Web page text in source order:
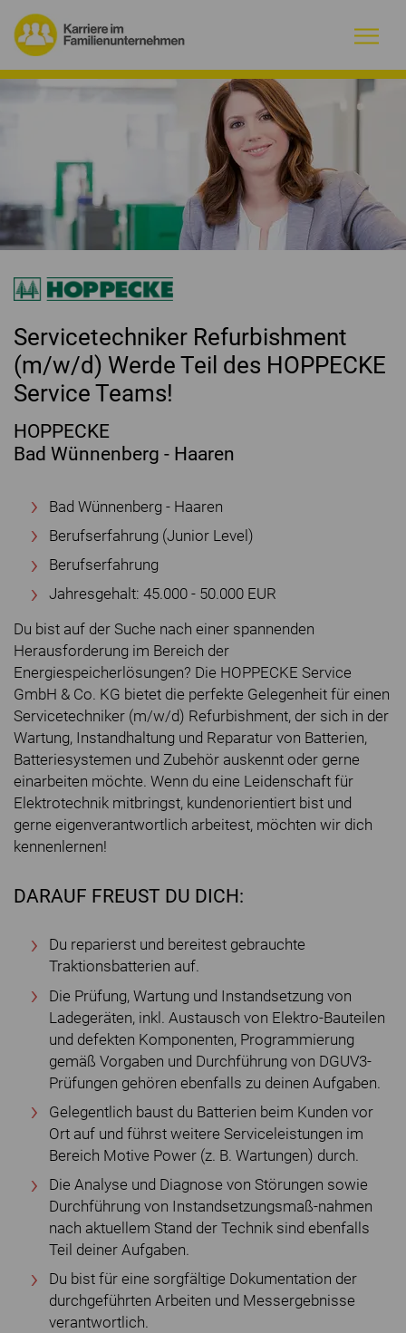
Warum Familienunternehmen?
Jobs
Magazin
Initiative
Kontakt
Servicetechniker Refurbishment
(m/w/d) Werde Teil des HOPPECKE
Service Teams!
HOPPECKE
Bad Wünnenberg - Haaren
Bad Wünnenberg - Haaren
Berufserfahrung (Junior Level)
Berufserfahrung
Jahresgehalt: 45.000 - 50.000 EUR
Du bist auf der Suche nach einer spannenden
Herausforderung im Bereich der
Energiespeicherlösungen? Die HOPPECKE Service
GmbH & Co. KG bietet die perfekte Gelegenheit für einen
Servicetechniker (m/w/d) Refurbishment, der sich in der
Wartung, Instandhaltung und Reparatur von Batterien,
Batteriesystemen und Zubehör auskennt oder gerne
einarbeiten möchte. Wenn du eine Leidenschaft für
Elektrotechnik mitbringst, kundenorientiert bist und
gerne eigenverantwortlich arbeitest, möchten wir dich
kennenlernen!
DARAUF FREUST DU DICH:
Du reparierst und bereitest gebrauchte
Traktionsbatterien auf.
Die Prüfung, Wartung und Instandsetzung von
Ladegeräten, inkl. Austausch von Elektro-Bauteilen
und defekten Komponenten, Programmierung
gemäß Vorgaben und Durchführung von DGUV3-
Prüfungen gehören ebenfalls zu deinen Aufgaben.
Gelegentlich baust du Batterien beim Kunden vor
Ort auf und führst weitere Serviceleistungen im
Bereich Motive Power (z. B. Wartungen) durch.
Die Analyse und Diagnose von Störungen sowie
Durchführung von Instandsetzungsmaß-nahmen
nach aktuellem Stand der Technik sind ebenfalls
Teil deiner Aufgaben.
Du bist für eine sorgfältige Dokumentation der
durchgeführten Arbeiten und Messergebnisse
verantwortlich.